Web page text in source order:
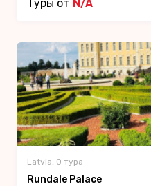
Туры от N/A
Latvia, 0 тура
Rundale Palace